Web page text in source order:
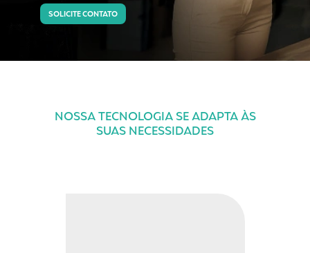
SOLICITE CONTATO
NOSSA TECNOLOGIA SE ADAPTA ÀS
SUAS NECESSIDADES